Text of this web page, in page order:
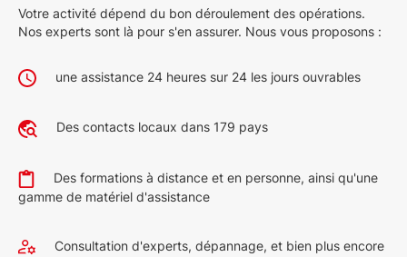
Votre activité dépend du bon déroulement des opérations.
Nos experts sont là pour s'en assurer. Nous vous proposons :
une assistance 24 heures sur 24 les jours ouvrables
Des contacts locaux dans 179 pays
Des formations à distance et en personne, ainsi qu'une
gamme de matériel d'assistance
Consultation d'experts, dépannage, et bien plus encore